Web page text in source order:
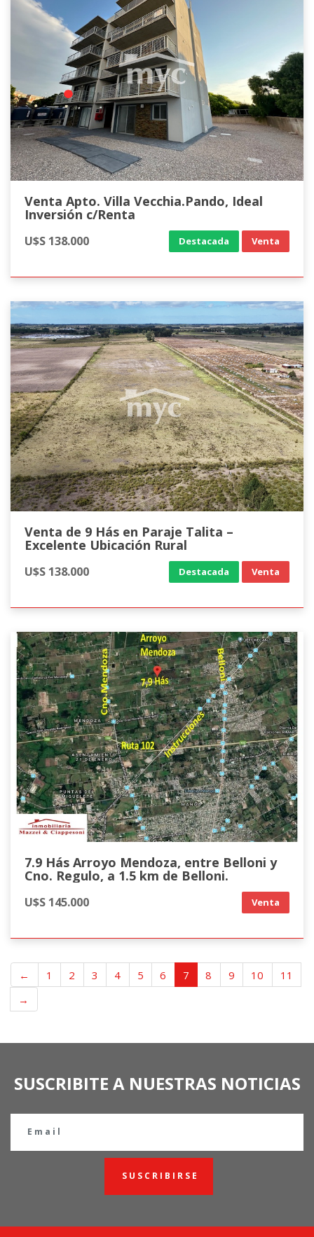
Venta Apto. Villa Vecchia.Pando, Ideal
Inversión c/Renta
U$S 138.000 Destacada Venta
Venta de 9 Hás en Paraje Talita –
Excelente Ubicación Rural
U$S 138.000 Destacada Venta
7.9 Hás Arroyo Mendoza, entre Belloni y
Cno. Regulo, a 1.5 km de Belloni.
U$S 145.000 Venta
← 1 2 3 4 5 6 7 8 9 10
11
→
SUSCRIBITE A NUESTRAS NOTICIAS
SUSCRIBIRSE